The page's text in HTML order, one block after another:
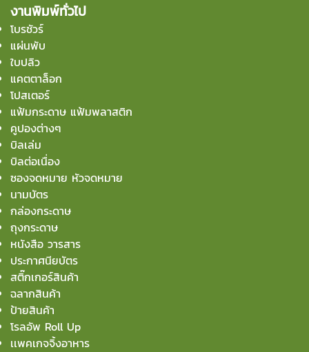
งานพิมพ์ทั่วไป
โบรชัวร์
แผ่นพับ
ใบปลิว
แคตตาล็อก
โปสเตอร์
แฟ้มกระดาษ แฟ้มพลาสติก
คูปองต่างๆ
บิลเล่ม
บิลต่อเนื่อง
ซองจดหมาย หัวจดหมาย
นามบัตร
กล่องกระดาษ
ถุงกระดาษ
หนังสือ วารสาร
ประกาศนียบัตร
สติ๊กเกอร์สินค้า
ฉลากสินค้า
ป้ายสินค้า
โรลอัพ Roll Up
เเพคเกจจิ้งอาหาร